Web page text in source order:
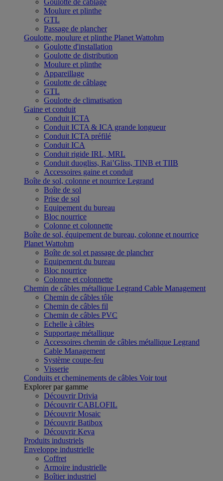
Goulotte de câblage
Moulure et plinthe
GTL
Passage de plancher
Goulotte, moulure et plinthe Planet Wattohm
Goulotte d'installation
Goulotte de distribution
Moulure et plinthe
Appareillage
Goulotte de câblage
GTL
Goulotte de climatisation
Gaine et conduit
Conduit ICTA
Conduit ICTA & ICA grande longueur
Conduit ICTA préfilé
Conduit ICA
Conduit rigide IRL, MRL
Conduit duogliss, Rai’Gliss, TINB et TIIB
Accessoires gaine et conduit
Boîte de sol, colonne et nourrice Legrand
Boîte de sol
Prise de sol
Equipement du bureau
Bloc nourrice
Colonne et colonnette
Boîte de sol, équipement de bureau, colonne et nourrice
Planet Wattohm
Boîte de sol et passage de plancher
Equipement du bureau
Bloc nourrice
Colonne et colonnette
Chemin de câbles métallique Legrand Cable Management
Chemin de câbles tôle
Chemin de câbles fil
Chemin de câbles PVC
Echelle à câbles
Supportage métallique
Accessoires chemin de câbles métallique Legrand
Cable Management
Système coupe-feu
Visserie
Conduits et cheminements de câbles Voir tout
Explorer par gamme
Découvrir Drivia
Découvrir CABLOFIL
Découvrir Mosaic
Découvrir Batibox
Découvrir Keva
Produits industriels
Enveloppe industrielle
Coffret
Armoire industrielle
Boîtier industriel